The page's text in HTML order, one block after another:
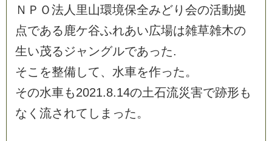
Ｎ Ｐ Ｏ法人 里山環境保全みどり 会の活動拠
点である 鹿ケ谷ふれあい広場は雑草雑木の
生い茂るジャ ングルであった.
そこ を整備して、 水車を作った。
その水車も2021.8.14の土石流災害で跡形も
な く 流さ れて し ま った。